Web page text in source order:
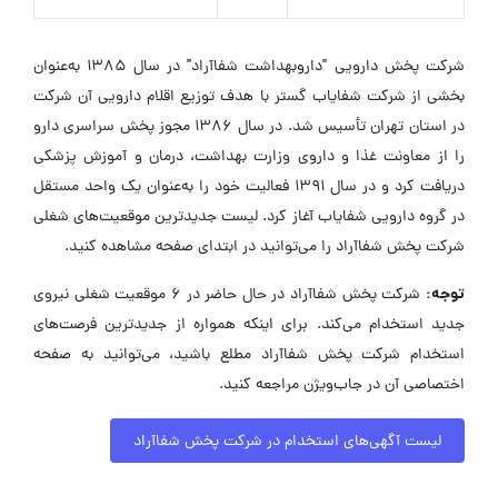
شرکت پخش دارویی "داروبهداشت شفاآراد" در سال 1385 به‌عنوان
بخشی از شرکت شفایاب گستر با هدف توزیع اقلام دارویی آن شرکت
در استان تهران تأسیس شد. در سال 1386 مجوز پخش سراسری دارو
را از معاونت غذا و داروی وزارت بهداشت، درمان و آموزش پزشکی
دریافت کرد و در سال 1391 فعالیت خود را به‌عنوان یک واحد مستقل
در گروه دارویی شفایاب آغاز کرد. لیست جدیدترین موقعیت‌های شغلی
شرکت پخش شفاآراد را می‌توانید در ابتدای صفحه مشاهده کنید.
توجه:
شرکت پخش شفاآراد در حال حاضر در ۶ موقعیت شغلی نیروی
جدید استخدام می‌کند. برای اینکه همواره از جدیدترین فرصت‌های
استخدام شرکت پخش شفاآراد مطلع باشید، می‌توانید به صفحه
اختصاصی آن در جاب‌ویژن مراجعه کنید.
لیست آگهی‌های استخدام در شرکت پخش شفاآراد